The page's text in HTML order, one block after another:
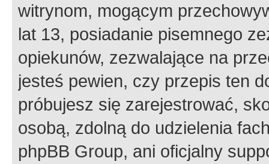
witrynom, mogącym
lat 13, posiadanie pisemnego
opiekunów, zezwalające na
jesteś pewien, czy przepis ten
próbujesz się zarejestrować,
osobą, zdolną do udzielenia
phpBB Group, ani oficjalny